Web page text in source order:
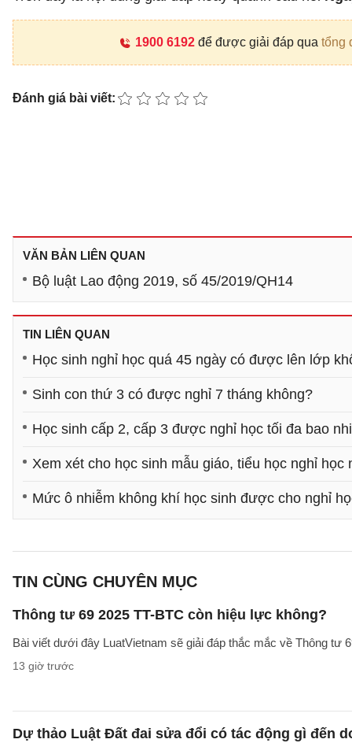
1900 6192để được giải đáp qua tổng
Đánh giá bài viết:
VĂN BẢN LIÊN QUAN
Bộ luật Lao động 2019, số 45/2019/QH14
TIN LIÊN QUAN
Học sinh nghỉ học quá 45 ngày có được lên lớp
Sinh con thứ 3 có được nghỉ 7 tháng không?
Học sinh cấp 2, cấp 3 được nghỉ học tối đa bao
Xem xét cho học sinh mẫu giáo, tiểu học nghỉ
Mức ô nhiễm không khí học sinh được cho nghỉ
TIN CÙNG CHUYÊN MỤC
Thông tư 69 2025 TT-BTC còn hiệu lực không?
Bài viết dưới đây LuatVietnam sẽ giải đáp thắc mắc về Thông tư
13 giờ trước
Dự thảo Luật Đất đai sửa đổi có tác động gì đến